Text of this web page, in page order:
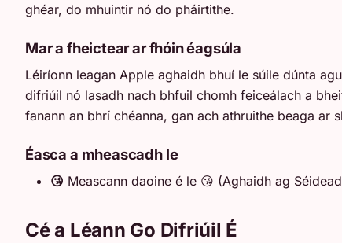
ghéar, do mhuintir nó do pháirtithe.
Mar a fheictear ar fhóin éagsúla
Léiríonn leagan Apple aghaidh bhuí le súile dúnta
difriúil nó lasadh nach bhfuil chomh feiceálach a
fanann an bhrí chéanna, gan ach athruithe beaga ar
Éasca a mheascadh le
😘 Meascann daoine é le 😘 (Aghaidh ag
Cé a Léann Go Difriúil É